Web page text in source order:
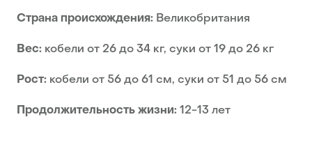
Страна происхождения: Великобритания
Вес: кобели от 26 до 34 кг, суки от 19 до 26 кг
Рост: кобели от 56 до 61 см, суки от 51 до 56 см
Продолжительность жизни: 12-13 лет